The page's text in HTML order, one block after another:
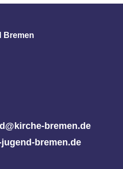
Bremen
bremen.de
bremen.de